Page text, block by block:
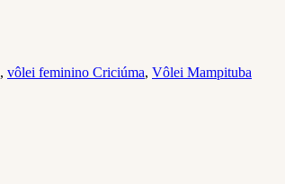
, vôlei feminino Criciúma, Vôlei Mampituba